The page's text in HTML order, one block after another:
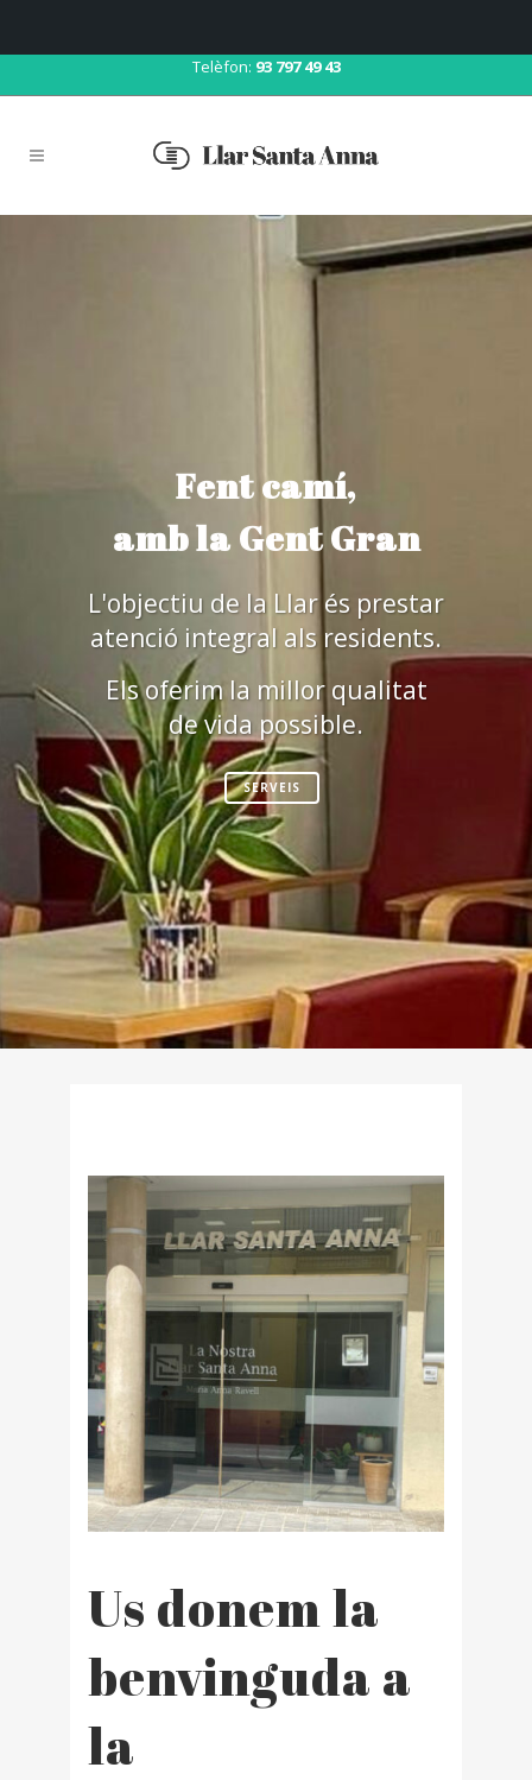
Telèfon: 93 797 49 43
Fent camí,
amb la Gent Gran
L'objectiu de la Llar és prestar
atenció integral als residents.
Els oferim la millor qualitat
de vida possible.
SERVEIS
Us donem la
benvinguda a
la